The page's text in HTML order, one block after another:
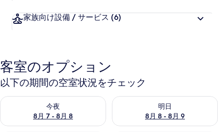
ー
家族向け設備 / サービス (6)
客室のオプション
以下の期間の空室状況をチェック
今夜
8月 7 - 8月 8
今夜 8月 7 - 8月 8 の空室状況をチェック
明日
8月 8 - 8月 9
明日 8月 8 - 8月 9 の空室状況